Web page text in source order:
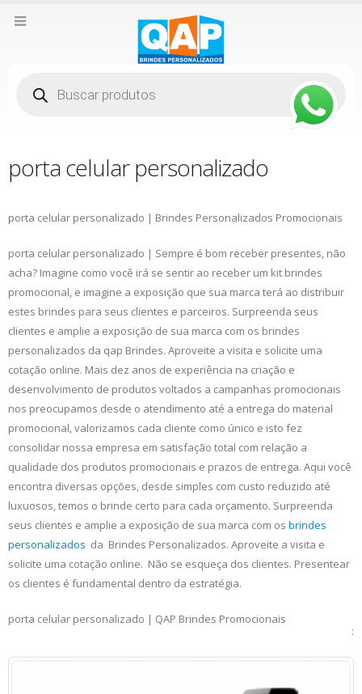
produtos
porta celular personalizado
porta celular personalizado | Brindes Personalizados Promocionais
porta celular personalizado | Sempre é bom receber presentes, não
acha? Imagine como você irá se sentir ao receber um kit brindes
promocional, e imagine a exposição que sua marca terá ao distribuir
estes brindes para seus clientes e parceiros. Surpreenda seus
clientes e amplie a exposição de sua marca com os brindes
personalizados da qap Brindes. Aproveite a visita e solicite uma
cotação online. Mais dez anos de experiência na criação e
desenvolvimento de produtos voltados a campanhas promocionais
nos preocupamos desde o atendimento até a entrega do material
promocional, valorizamos cada cliente como único e isto fez
consolidar nossa empresa em satisfação total com relação a
qualidade dos produtos promocionais e prazos de entrega. Aqui você
encontra diversas opções, desde simples com custo reduzido até
luxuosos, temos o brinde certo para cada orçamento. Surpreenda
seus clientes e amplie a exposição de sua marca com os brindes
personalizados da Brindes Personalizados. Aproveite a visita e
solicite uma cotação online. Não se esqueça dos clientes. Presentear
os clientes é fundamental dentro da estratégia.
porta celular personalizado | QAP Brindes Promocionais
: